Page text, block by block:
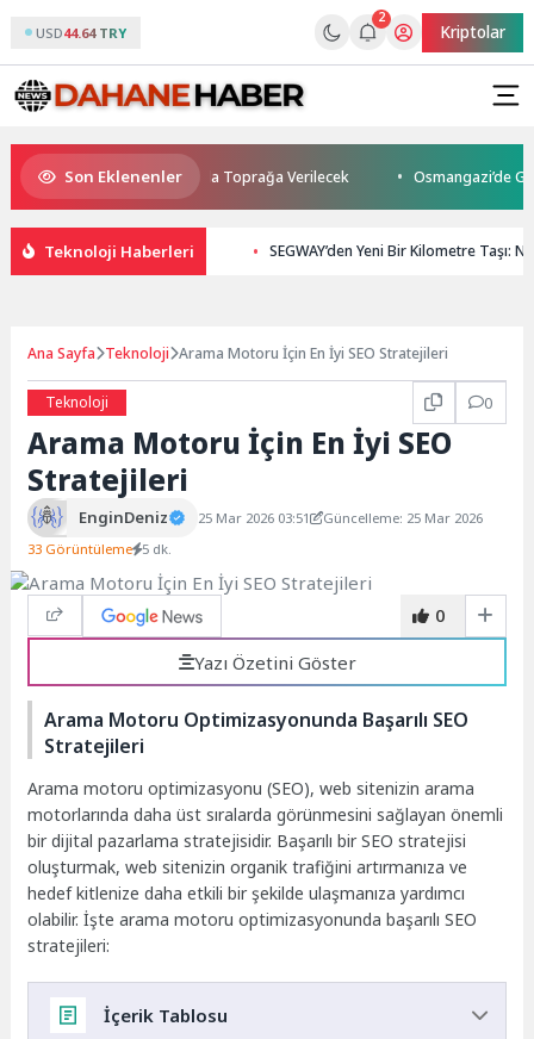
USD44.64 TRY
2
Kriptolar
Son Eklenenler
Kuzey Makedonya’da Toprağa Verilecek Osmangazi’de
Teknoloji Haberleri SEGWAY’den Yeni Bir Kilometre Taşı:
Ana Sayfa Teknoloji Arama Motoru İçin En İyi SEO Stratejileri
Teknoloji 0
Arama Motoru İçin En İyi SEO
Stratejileri
EnginDeniz 25 Mar 2026 03:51
Güncelleme: 25 Mar 2026
33 Görüntüleme 5 dk.
0
Yazı Özetini Göster
Arama Motoru Optimizasyonunda Başarılı SEO
Stratejileri
Arama motoru optimizasyonu (SEO), web sitenizin arama
motorlarında daha üst sıralarda görünmesini sağlayan önemli
bir dijital pazarlama stratejisidir. Başarılı bir SEO stratejisi
oluşturmak, web sitenizin organik trafiğini artırmanıza ve
hedef kitlenize daha etkili bir şekilde ulaşmanıza yardımcı
olabilir. İşte arama motoru optimizasyonunda başarılı SEO
stratejileri:
İçerik Tablosu